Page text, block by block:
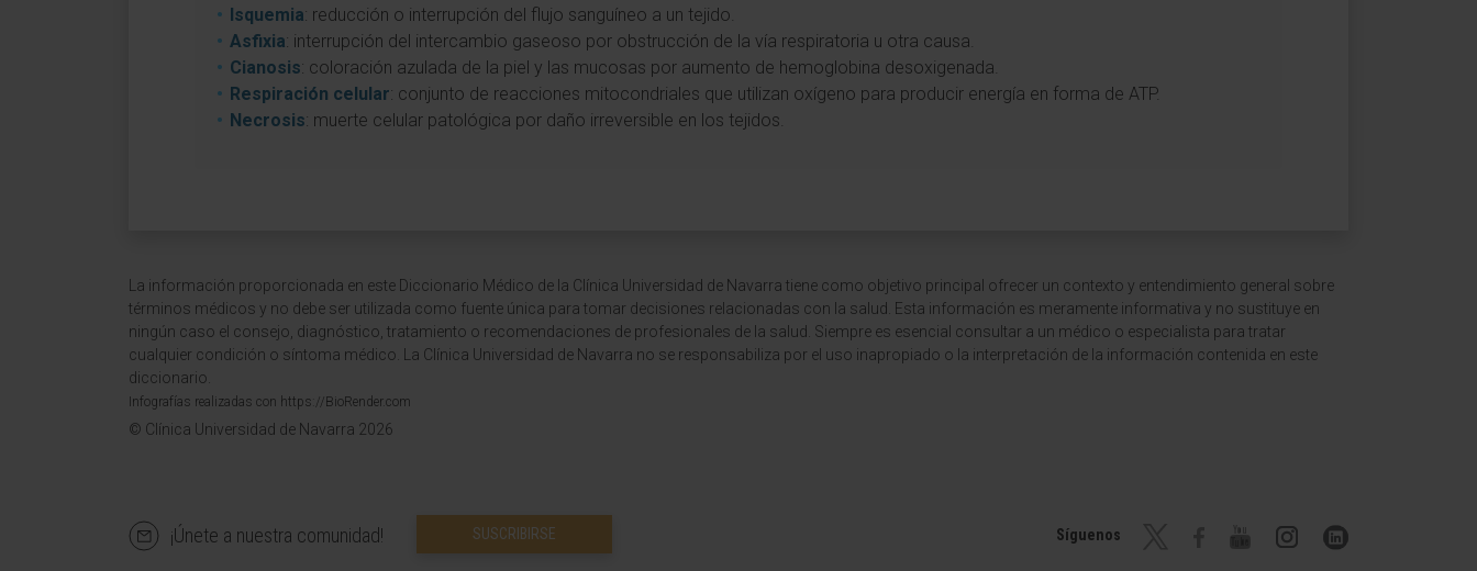
Isquemia: reducción o interrupción del flujo sanguíneo a un tejido.
Asfixia: interrupción del intercambio gaseoso por obstrucción de la vía respiratoria u otra causa.
Cianosis: coloración azulada de la piel y las mucosas por aumento de hemoglobina desoxigenada.
Respiración celular: conjunto de reacciones mitocondriales que utilizan oxígeno para producir energía en forma de ATP.
Necrosis: muerte celular patológica por daño irreversible en los tejidos.
La información proporcionada en este Diccionario Médico de la Clínica Universidad de Navarra tiene como objetivo principal ofrecer un contexto y entendimiento general sobre
términos médicos y no debe ser utilizada como fuente única para tomar decisiones relacionadas con la salud. Esta información es meramente informativa y no sustituye en
ningún caso el consejo, diagnóstico, tratamiento o recomendaciones de profesionales de la salud. Siempre es esencial consultar a un médico o especialista para tratar
cualquier condición o síntoma médico. La Clínica Universidad de Navarra no se responsabiliza por el uso inapropiado o la interpretación de la información contenida en este
diccionario.
Infografías realizadas con https://BioRender.com
© Clínica Universidad de Navarra 2026
¡Únete a nuestra comunidad! SUSCRIBIRSE Síguenos